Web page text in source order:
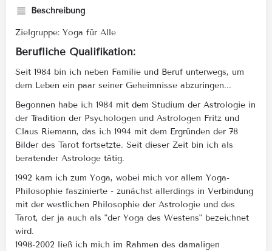
Beschreibung
Zielgruppe: Yoga für Alle
Berufliche Qualifikation:
Seit 1984 bin ich neben Familie und Beruf unterwegs, um
dem Leben ein paar seiner Geheimnisse abzuringen...
Begonnen habe ich 1984 mit dem Studium der Astrologie in
der Tradition der Psychologen und Astrologen Fritz und
Claus Riemann, das ich 1994 mit dem Ergründen der 78
Bilder des Tarot fortsetzte. Seit dieser Zeit bin ich als
beratender Astrologe tätig.
1992 kam ich zum Yoga, wobei mich vor allem Yoga-
Philosophie faszinierte - zunächst allerdings in Verbindung
mit der westlichen Philosophie der Astrologie und des
Tarot, der ja auch als "der Yoga des Westens" bezeichnet
wird.
1998-2002 ließ ich mich im Rahmen des damaligen